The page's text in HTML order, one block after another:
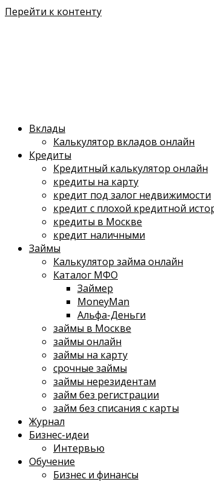
Перейти к контенту
Вклады
Калькулятор вкладов онлайн
Кредиты
Кредитный калькулятор онлайн
кредиты на карту
кредит под залог недвижимости
кредит с плохой кредитной
кредиты в Москве
кредит наличными
Займы
Калькулятор займа онлайн
Каталог МФО
Займер
MoneyMan
Альфа-Деньги
займы в Москве
займы онлайн
займы на карту
срочные займы
займы нерезидентам
займ без регистрации
займ без списания с карты
Журнал
Бизнес-идеи
Интервью
Обучение
Бизнес и финансы